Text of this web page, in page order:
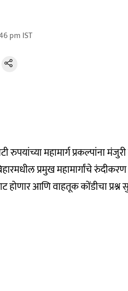
pm IST
रुपयांच्या महामार्ग प्रकल्पांना
प्रमुख महामार्गांचे
होणार आणि वाहतूक कोंडीचा प्रश्न